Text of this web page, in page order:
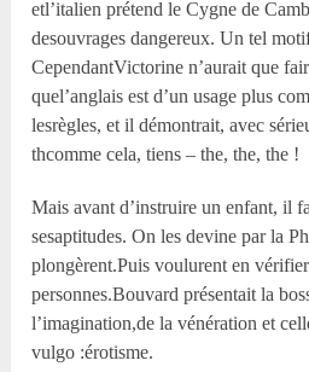
etl’italien prétend le Cygne de
desouvrages dangereux. Un tel
CependantVictorine n’aurait que
quel’anglais est d’un usage plus
lesrègles, et il démontrait, avec
thcomme cela, tiens – the, the, the !
Mais avant d’instruire un enfant, il
sesaptitudes. On les devine par la
plongèrent.Puis voulurent en
personnes.Bouvard présentait la
l’imagination,de la vénération et
vulgo :érotisme.